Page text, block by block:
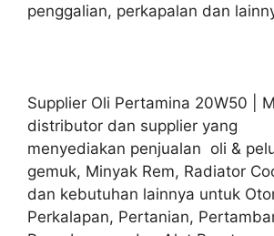
penggalian, perkapalan dan
Supplier Oli Pertamina 20W50 |
distributor dan supplier yang
menyediakan penjualan oli &
gemuk, Minyak Rem, Radiator
dan kebutuhan lainnya untuk
Perkalapan, Pertanian,